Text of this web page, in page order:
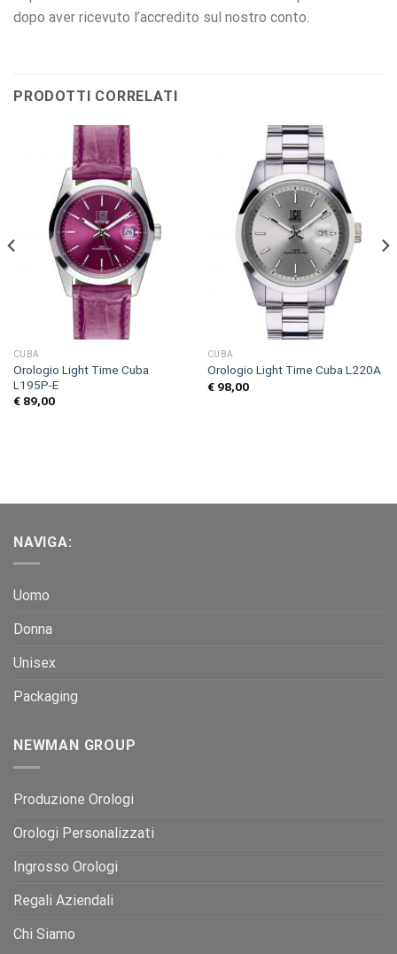
dopo aver ricevuto l’accredito sul nostro conto.
PRODOTTI CORRELATI
CUBA
Orologio Light Time Cuba
L195P-E
€89,00
CUBA
Orologio Light Time Cuba L220A
€98,00
NAVIGA:
Uomo
Donna
Unisex
Packaging
NEWMAN GROUP
Produzione Orologi
Orologi Personalizzati
Ingrosso Orologi
Regali Aziendali
Chi Siamo